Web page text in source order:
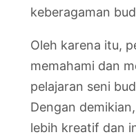
keberagaman
Oleh karena itu,
memahami dan
pelajaran seni
Dengan
lebih kreatif dan